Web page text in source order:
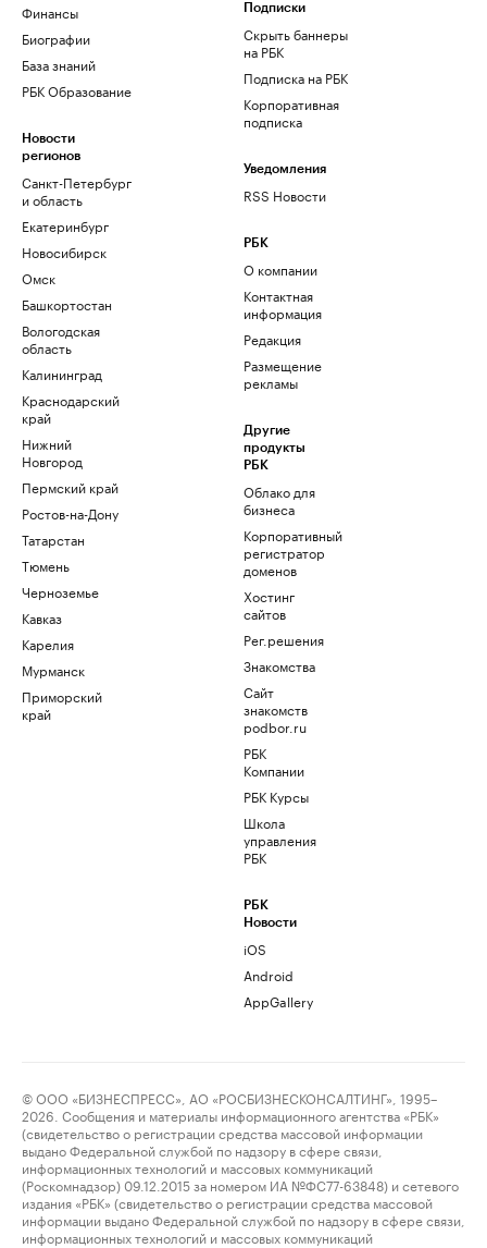
Финансы
Биографии
База знаний
РБК Образование
Новости
регионов
Санкт-Петербург
и область
Екатеринбург
Новосибирск
Омск
Башкортостан
Вологодская
область
Калининград
Краснодарский
край
Нижний
Новгород
Пермский край
Ростов-на-Дону
Татарстан
Тюмень
Черноземье
Кавказ
Карелия
Мурманск
Приморский
край
Подписки
Скрыть баннеры
на РБК
Подписка на РБК
Корпоративная
подписка
Уведомления
RSS Новости
РБК
О компании
Контактная
информация
Редакция
Размещение
рекламы
Другие
продукты
РБК
Облако для
бизнеса
Корпоративный
регистратор
доменов
Хостинг
сайтов
Рег.решения
Знакомства
Сайт
знакомств
podbor.ru
РБК
Компании
РБК Курсы
Школа
управления
РБК
РБК
Новости
iOS
Android
AppGallery
© ООО «БИЗНЕСПРЕСС», АО «РОСБИЗНЕСКОНСАЛТИНГ», 1995–
2026. Сообщения и материалы информационного агентства «РБК»
(свидетельство о регистрации средства массовой информации
выдано Федеральной службой по надзору в сфере связи,
информационных технологий и массовых коммуникаций
(Роскомнадзор) 09.12.2015 за номером ИА №ФС77-63848) и сетевого
издания «РБК» (свидетельство о регистрации средства массовой
информации выдано Федеральной службой по надзору в сфере связи,
информационных технологий и массовых коммуникаций